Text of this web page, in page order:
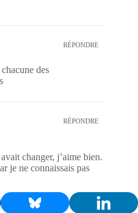
RÉPONDRE
des
RÉPONDRE
changer, j’aime bien.
je ne connaissais pas